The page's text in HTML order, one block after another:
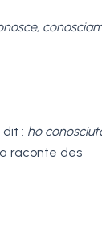
dit : ho
raconte des